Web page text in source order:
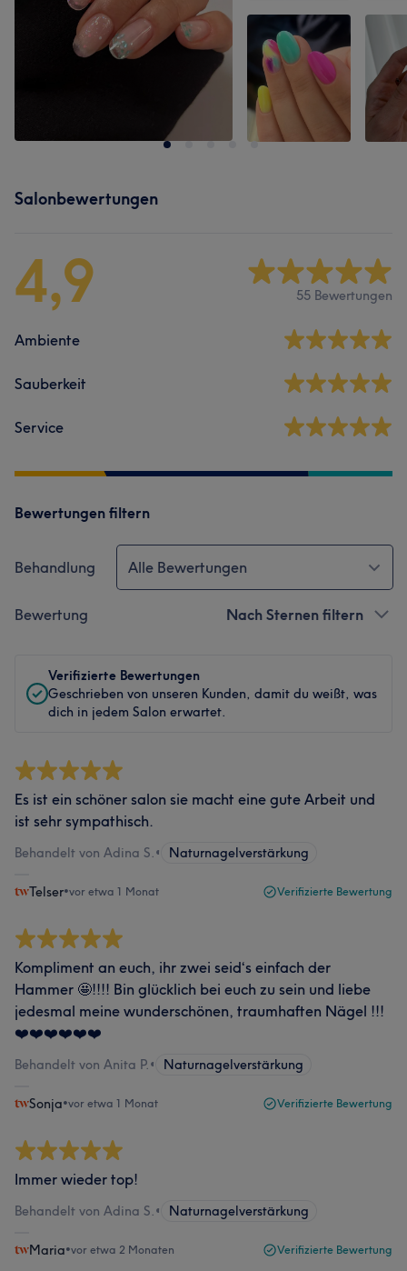
Salonbewertungen
4,9 55 Bewertungen
Ambiente
Sauberkeit
Service
Bewertungen filtern
Behandlung Alle Bewertungen
Bewertung Nach Sternen filtern
Verifizierte Bewertungen
Geschrieben von unseren Kunden, damit du weißt, was
dich in jedem Salon erwartet.
Es ist ein schöner salon sie macht eine gute Arbeit und
ist sehr sympathisch.
Behandelt von Adina S.• Naturnagelverstärkung
Telser•vor etwa 1 Monat Verifizierte Bewertung
Kompliment an euch, ihr zwei seid‘s einfach der
Hammer 🤩!!!! Bin glücklich bei euch zu sein und liebe
jedesmal meine wunderschönen, traumhaften Nägel !!!
❤️❤️❤️❤️❤️❤️
Behandelt von Anita P.• Naturnagelverstärkung
Sonja•vor etwa 1 Monat Verifizierte Bewertung
Immer wieder top!
Behandelt von Adina S.• Naturnagelverstärkung
Maria•vor etwa 2 Monaten Verifizierte Bewertung